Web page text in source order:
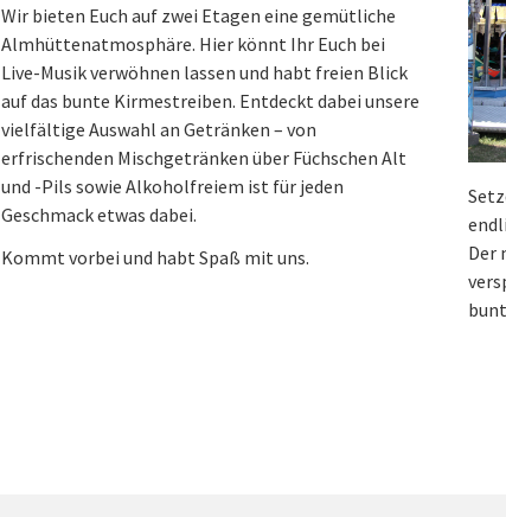
Wir bieten Euch auf zwei Etagen eine gemütliche
Almhüttenatmosphäre. Hier könnt Ihr Euch bei
Live-Musik verwöhnen lassen und habt freien Blick
auf das bunte Kirmestreiben. Entdeckt dabei unsere
vielfältige Auswahl an Getränken – von
erfrischenden Mischgetränken über Füchschen Alt
und -Pils sowie Alkoholfreiem ist für jeden
Geschmack etwas dabei.
Kommt vorbei und habt Spaß mit uns.
Der